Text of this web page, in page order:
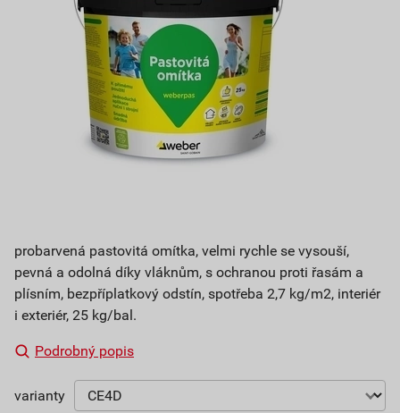
probarvená pastovitá omítka, velmi rychle se vysouší,
pevná a odolná díky vláknům, s ochranou proti řasám a
plísním, bezpříplatkový odstín, spotřeba 2,7 kg/m2, interiér
i exteriér, 25 kg/bal.
Podrobný popis
varianty